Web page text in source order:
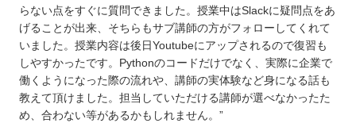
らない点をすぐに質問できました。授業中はSlackに疑問点をあ
げることが出来、そちらもサブ講師の方がフォローしてくれて
いました。授業内容は後日Youtubeにアップされるので復習も
しやすかったです。Pythonのコードだけでなく、実際に企業で
働くようになった際の流れや、講師の実体験など身になる話も
教えて頂けました。担当していただける講師が選べなかったた
め、合わない等があるかもしれません。”